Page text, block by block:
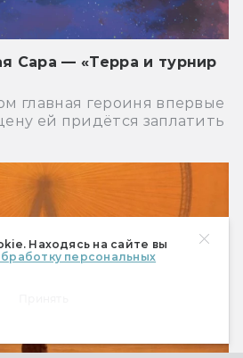
Находясь на сайте вы
персональных
Сара — «Терра и турнир
главная героиня впервые
ей придётся заплатить